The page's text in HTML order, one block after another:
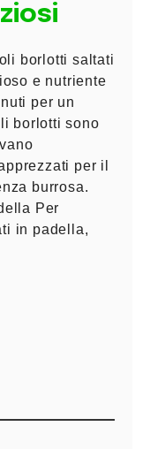
borlotti saltati
e nutriente
per un
borlotti sono
per il
burrosa.
Per
in padella,